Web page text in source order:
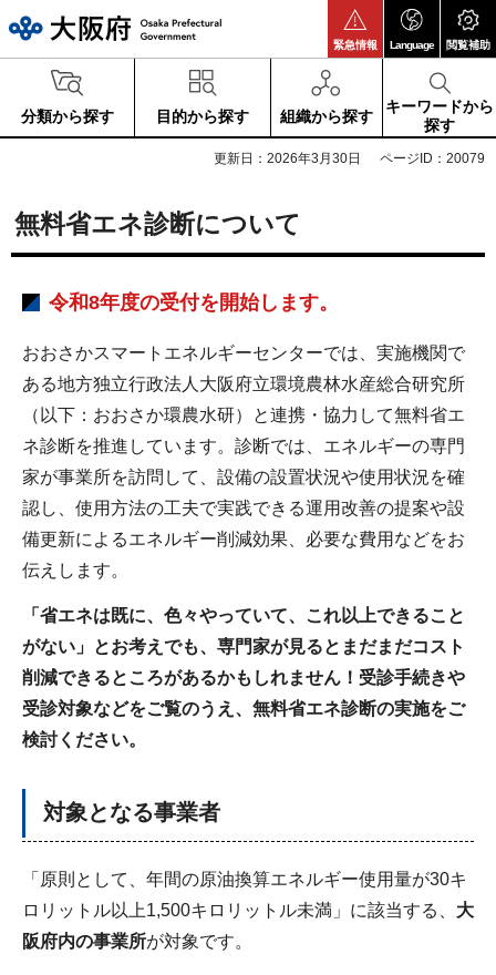
緊急情報 Language 閲覧補助
分類から探す 目的から探す 組織から探す
キーワードから
探す
更新日：2026年3月30日 ページID：20079
無料省エネ診断について
令和8年度の受付を開始します。
おおさかスマートエネルギーセンターでは、実施機関で
ある地方独立行政法人大阪府立環境農林水産総合研究所
（以下：おおさか環農水研）と連携・協力して無料省エ
ネ診断を推進しています。診断では、エネルギーの専門
家が事業所を訪問して、設備の設置状況や使用状況を確
認し、使用方法の工夫で実践できる運用改善の提案や設
備更新によるエネルギー削減効果、必要な費用などをお
伝えします。
「省エネは既に、色々やっていて、これ以上できること
がない」とお考えでも、専門家が見るとまだまだコスト
削減できるところがあるかもしれません！受診手続きや
受診対象などをご覧のうえ、無料省エネ診断の実施をご
検討ください。
対象となる事業者
「原則として、年間の原油換算エネルギー使用量が30キ
ロリットル以上1,500キロリットル未満」に該当する、 大
阪府内の事業所が対象です。